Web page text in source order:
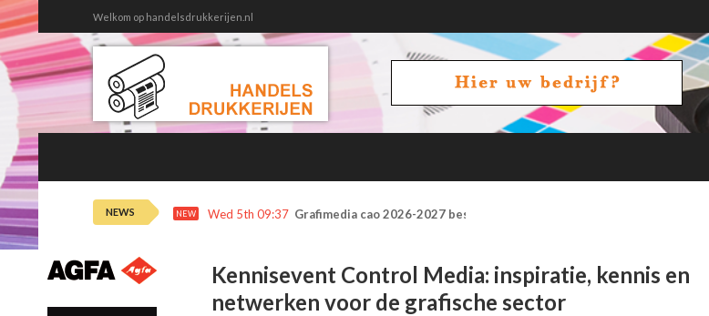
Welkom op handelsdrukkerijen.nl
NEWS NEW Wed 5th 09:37 Grafimedia cao 2026-2027 beschikbaar in gedrukte vorm
Kennisevent Control Media: inspiratie, kennis en
netwerken voor de grafische sector